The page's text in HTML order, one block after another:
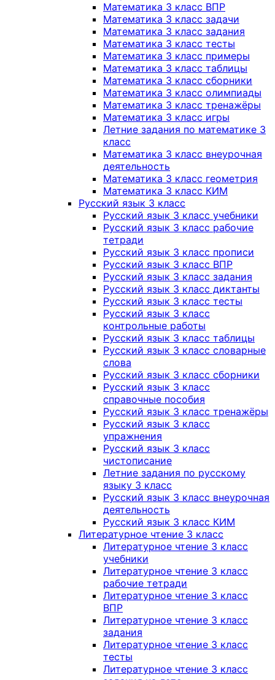
Математика 3 класс ВПР
Математика 3 класс задачи
Математика 3 класс задания
Математика 3 класс тесты
Математика 3 класс примеры
Математика 3 класс таблицы
Математика 3 класс сборники
Математика 3 класс олимпиады
Математика 3 класс тренажёры
Математика 3 класс игры
Летние задания по математике 3
класс
Математика 3 класс внеурочная
деятельность
Математика 3 класс геометрия
Математика 3 класс КИМ
Русский язык 3 класс
Русский язык 3 класс учебники
Русский язык 3 класс рабочие
тетради
Русский язык 3 класс прописи
Русский язык 3 класс ВПР
Русский язык 3 класс задания
Русский язык 3 класс диктанты
Русский язык 3 класс тесты
Русский язык 3 класс
контрольные работы
Русский язык 3 класс таблицы
Русский язык 3 класс словарные
слова
Русский язык 3 класс сборники
Русский язык 3 класс
справочные пособия
Русский язык 3 класс тренажёры
Русский язык 3 класс
упражнения
Русский язык 3 класс
чистописание
Летние задания по русскому
языку 3 класс
Русский язык 3 класс внеурочная
деятельность
Русский язык 3 класс КИМ
Литературное чтение 3 класс
Литературное чтение 3 класс
учебники
Литературное чтение 3 класс
рабочие тетради
Литературное чтение 3 класс
ВПР
Литературное чтение 3 класс
задания
Литературное чтение 3 класс
тесты
Литературное чтение 3 класс